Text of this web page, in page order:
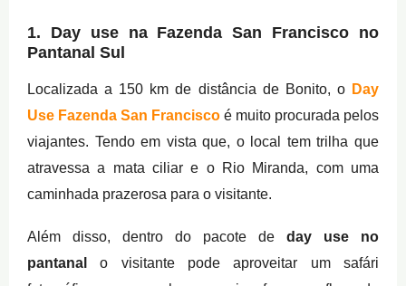
1. Day use na Fazenda San Francisco no
Pantanal Sul
Localizada a 150 km de distância de Bonito, o Day
Use Fazenda San Francisco é muito procurada pelos
viajantes. Tendo em vista que, o local tem trilha que
atravessa a mata ciliar e o Rio Miranda, com uma
caminhada prazerosa para o visitante.
Além disso, dentro do pacote de day use no
pantanal
o visitante pode aproveitar um safári